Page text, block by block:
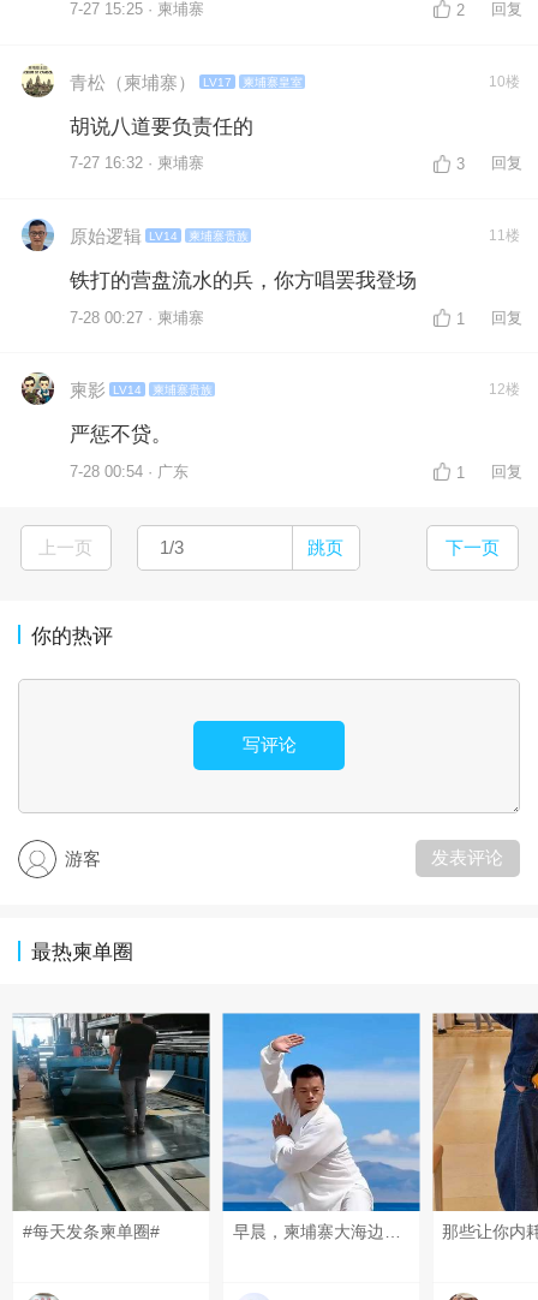
7-27 15:25 · 柬埔寨 2 回复
青松（柬埔寨） LV17 柬埔寨皇室 10楼
胡说八道要负责任的
7-27 16:32 · 柬埔寨 3 回复
原始逻辑 LV14 柬埔寨贵族 11楼
铁打的营盘流水的兵，你方唱罢我登场
7-28 00:27 · 柬埔寨 1 回复
柬影 LV14 柬埔寨贵族 12楼
严惩不贷。
7-28 00:54 · 广东 1 回复
上一页 跳页 下一页
你的热评
写评论
游客 发表评论
最热柬单圈
#每天发条柬单圈# 早晨，柬埔寨大海边打一段太极还是很舒服的！It feels so pleasant to practice a bit of Tai Chi by the seaside in Cambodia in the morning! ពិតជាមានអារម្មណ៍រីករាយណាស់ដែលបានហាត់តៃជី (Tai Chi) បន្តិចបន្តួចនៅក្បែរមាត់សមុទ្រក្នុងប្រទេសកម្ពុជានៅពេលព្រឹក! #柬埔寨太极#西港海边 #cambodiabeach#sihanoukocean